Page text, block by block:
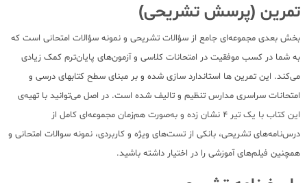
تمرین (پرسش تشریحی)
بخش بعدی مجموعه‌ای جامع از سؤالات تشریحی و نمونه سؤالات امتحانی است که
به شما در کسب موفقیت در امتحانات کلاسی و آزمون‌های پایان‌ترم کمک زیادی
می‌کند. این تمرین ها استاندارد سازی شده و بر مبنای سطح کتابهای درسی و
امتحانات سراسری مدارس تنظیم و تالیف شده است. در اصل می‌توانید با تهیه‌ی
این کتاب با یک تیر 4 نشان زده و به‌صورت هم‌زمان مجموعه‌ای کامل از
درس‌نامه‌های تشریحی، بانکی از تست‌های ویژه و کاربردی، نمونه سوالات امتحانی و
همچنین فیلم‌های آموزشی را در اختیار داشته باشید.